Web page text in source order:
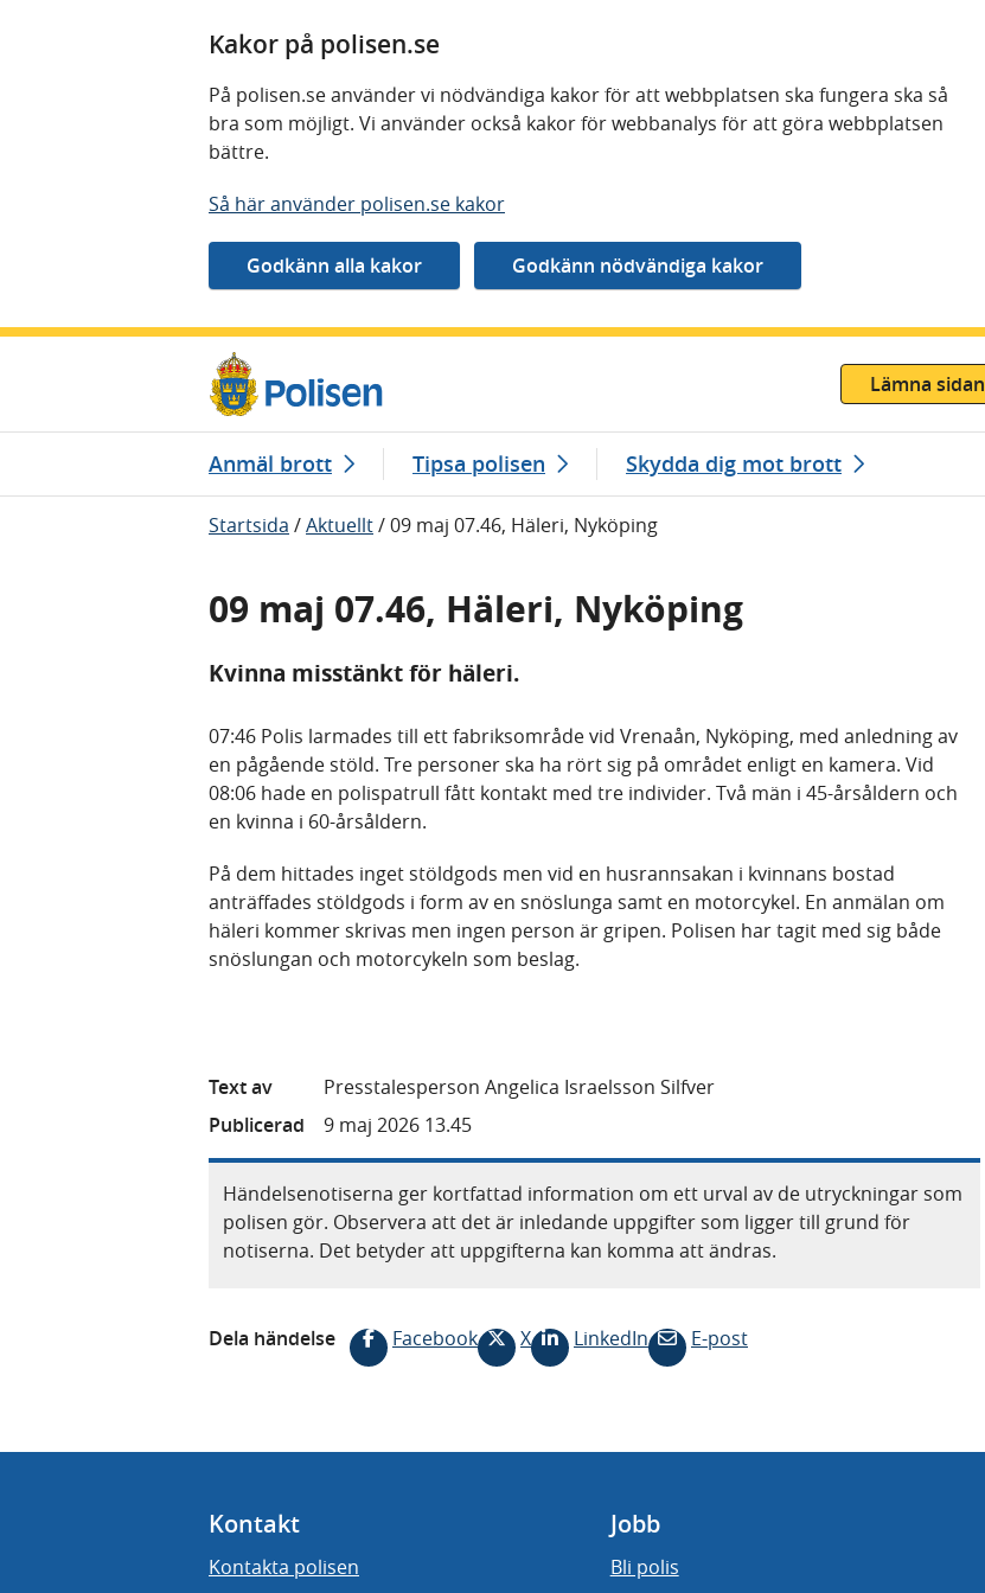
Kakor på polisen.se
På polisen.se använder vi nödvändiga kakor för att webbplatsen ska fungera ska så
bra som möjligt. Vi använder också kakor för webbanalys för att göra webbplatsen
bättre.
Så här använder polisen.se kakor
Lämna sidan
Anmäl brott Tipsa polisen Skydda dig mot brott
Startsida /Aktuellt/09 maj 07.46, Häleri, Nyköping
09 maj 07.46, Häleri, Nyköping
Kvinna misstänkt för häleri.
07:46 Polis larmades till ett fabriksområde vid Vrenaån, Nyköping, med anledning av
en pågående stöld. Tre personer ska ha rört sig på området enligt en kamera. Vid
08:06 hade en polispatrull fått kontakt med tre individer. Två män i 45-årsåldern och
en kvinna i 60-årsåldern.
På dem hittades inget stöldgods men vid en husrannsakan i kvinnans bostad
anträffades stöldgods i form av en snöslunga samt en motorcykel. En anmälan om
häleri kommer skrivas men ingen person är gripen. Polisen har tagit med sig både
snöslungan och motorcykeln som beslag.
Text av
Presstalesperson Angelica Israelsson Silfver
Publicerad
9 maj 2026 13.45
Händelsenotiserna ger kortfattad information om ett urval av de utryckningar som
polisen gör. Observera att det är inledande uppgifter som ligger till grund för
notiserna. Det betyder att uppgifterna kan komma att ändras.
Dela händelse Facebook X LinkedIn E-post
Kontakt
Kontakta polisen
Jobb
Bli polis